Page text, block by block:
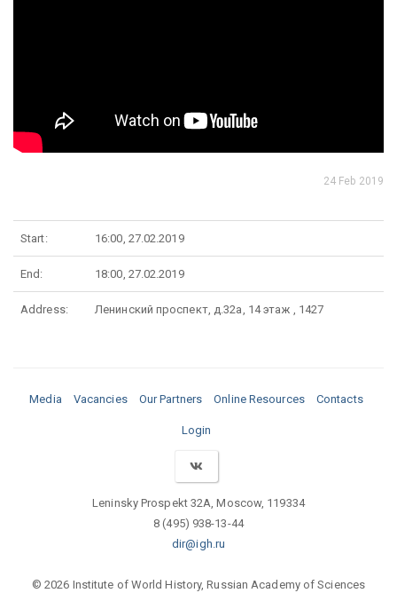
24 Feb 2019
Start: 16:00, 27.02.2019
End: 18:00, 27.02.2019
Address: Ленинский проспект, д.32а, 14 этаж , 1427
Media Vacancies Our Partners Online Resources Contacts
Login
Leninsky Prospekt 32A, Moscow, 119334
8 (495) 938-13-44
dir@igh.ru
© 2026 Institute of World History, Russian Academy of Sciences